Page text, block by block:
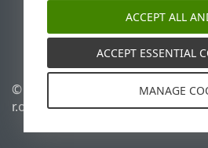
ESET Status Portal
Регіональна підтримка
© 1992 - 2026 ESET, spol. s
r.o. - Усі права захищено.
ACCEPT ALL
ACCEPT ESSENTIAL
MANAGE